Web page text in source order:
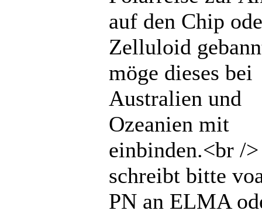
auf den Chip
Zelluloid
möge dieses bei
Australien und
Ozeanien mit
einbinden.<br /
schreibt bitte
PN an ELMA